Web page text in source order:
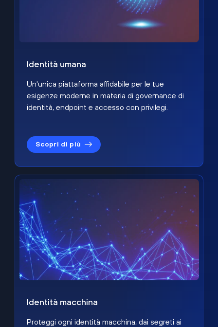
Identità umana
Un'unica piattaforma affidabile per le tue
esigenze moderne in materia di governance di
identità, endpoint e accesso con privilegi.
Scopri di più
Identità macchina
Proteggi ogni identità macchina, dai segreti ai